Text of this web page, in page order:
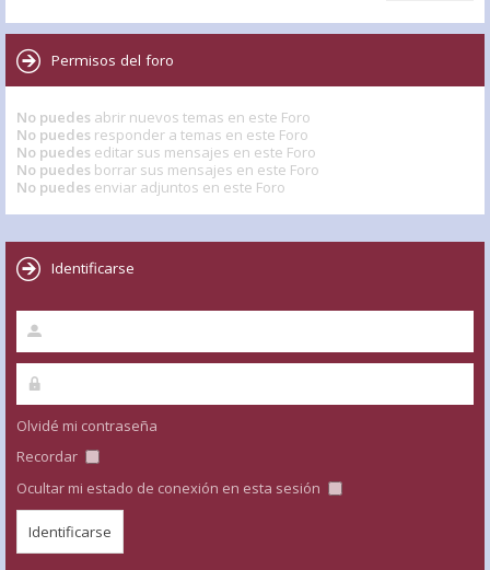
Permisos del foro
No puedes abrir nuevos temas en este Foro
No puedes responder a temas en este Foro
No puedes editar sus mensajes en este Foro
No puedes borrar sus mensajes en este Foro
No puedes enviar adjuntos en este Foro
Identificarse
Olvidé mi contraseña
Recordar
Ocultar mi estado de conexión en esta sesión